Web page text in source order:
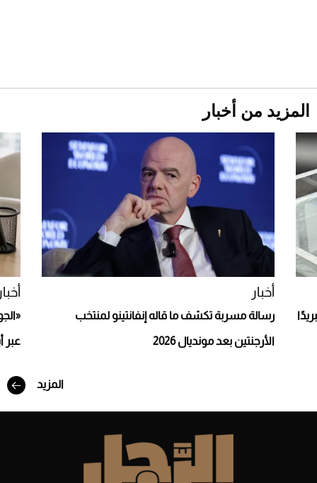
Aston Martin Valiant: على هوى الأبطال
المزيد من أخبار
أخبار
رسالة مسربة تكشف ما قاله إنفانتينو لمنتخب
الأرجنتين بعد مونديال 2026 عبر
المزيد